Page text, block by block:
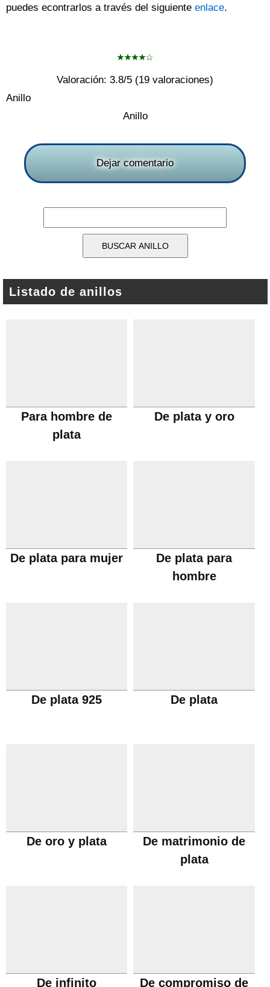
puedes econtrarlos a través del siguiente enlace.
Valoración: 3.8/5 (19 valoraciones)
Anillo
Anillo
Dejar comentario
Listado de anillos
Para hombre de
plata
De plata y oro
De plata para mujer
De plata para
hombre
De plata 925 De plata
De oro y plata
De matrimonio de
plata
De infinito De compromiso de